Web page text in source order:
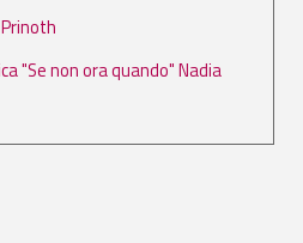
"Se non ora quando" Nadia